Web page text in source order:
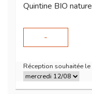
Quintine BIO nature
-
Réception souhaitée le